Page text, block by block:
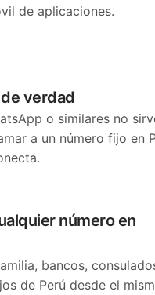
de aplicaciones.
verdad
o similares no
a un número fijo en
número en
bancos,
de Perú desde el